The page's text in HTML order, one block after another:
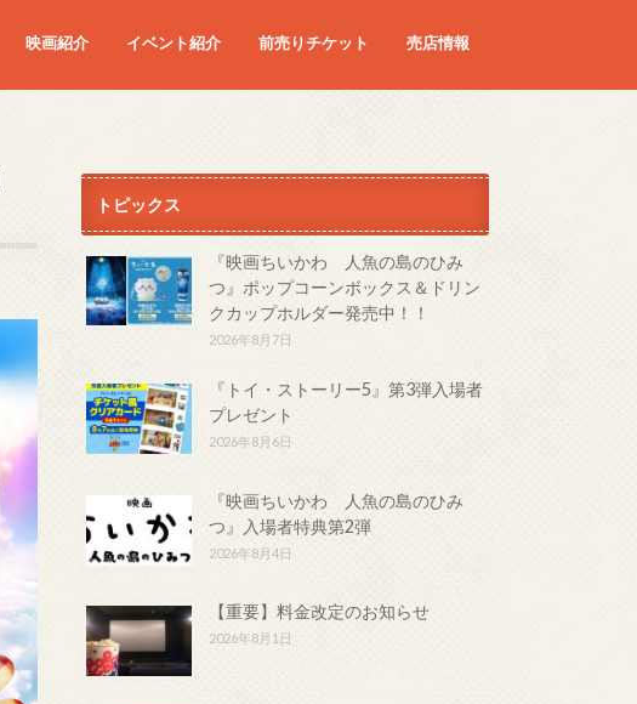
映画紹介 イベント紹介 前売りチケット 売店情報
トピックス
『映画ちいかわ 人魚の島のひみ
つ』ポップコーンボックス＆ドリン
クカップホルダー発売中！！
2026年8月7日
『トイ・ストーリー5』第3弾入場者
プレゼント
2026年8月6日
『映画ちいかわ 人魚の島のひみ
つ』入場者特典第2弾
2026年8月4日
【重要】料金改定のお知らせ
2026年8月1日